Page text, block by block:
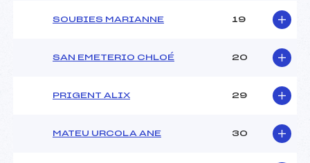
U14
SOUBIES MARIANNE 19
SAN EMETERIO CHLOÉ 20
PRIGENT ALIX 29
MATEU URCOLA ANE 30